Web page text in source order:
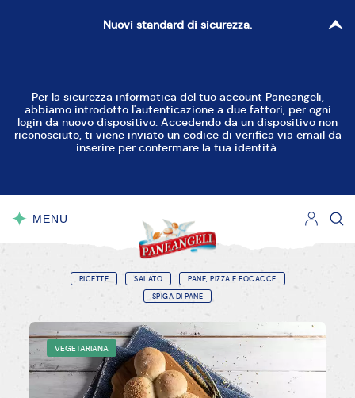
Nuovi standard di sicurezza.
Per la sicurezza informatica del tuo account Paneangeli,
abbiamo introdotto l'autenticazione a due fattori, per ogni
login da nuovo dispositivo. Accedendo da un dispositivo non
riconosciuto, ti viene inviato un codice di verifica via email da
inserire per confermare la tua identità.
MENU
RICETTE SALATO
PANE, PIZZA E FOCACCE
SPIGA DI PANE
VEGETARIANA